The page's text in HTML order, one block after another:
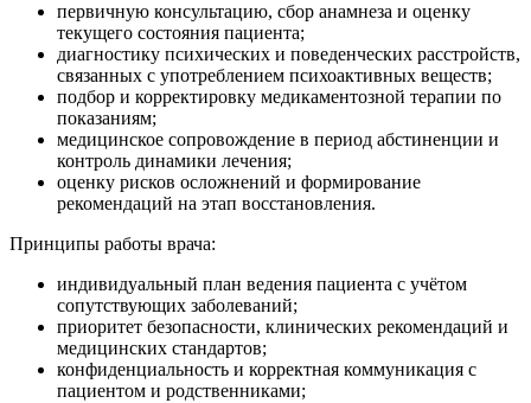
первичную консультацию, сбор анамнеза и оценку
текущего состояния пациента;
диагностику психических и поведенческих расстройств,
связанных с употреблением психоактивных веществ;
подбор и корректировку медикаментозной терапии по
показаниям;
медицинское сопровождение в период абстиненции и
контроль динамики лечения;
оценку рисков осложнений и формирование
рекомендаций на этап восстановления.
Принципы работы врача:
индивидуальный план ведения пациента с учётом
сопутствующих заболеваний;
приоритет безопасности, клинических рекомендаций и
медицинских стандартов;
конфиденциальность и корректная коммуникация с
пациентом и родственниками;